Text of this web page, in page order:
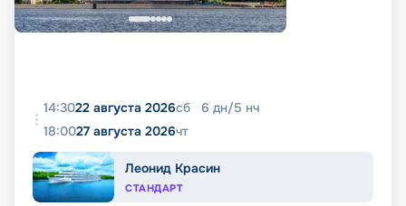
14:3022 августа 2026сб 6 дн/5 нч
18:0027 августа 2026чт
Леонид Красин
СТАНДАРТ